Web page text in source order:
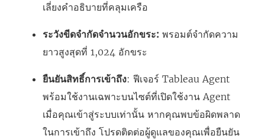
เลี่ยงคำอธิบายที่คลุมเครือ
ระวังขีดจำกัดจำนวนอักขระ: พรอมต์จำกัดความ
ยาวสูงสุดที่ 1,024 อักขระ
ยืนยันสิทธิ์การเข้าถึง: ฟีเจอร์ Tableau Agent
พร้อมใช้งานเฉพาะบนไซต์ที่เปิดใช้งาน Agent
เมื่อคุณเข้าสู่ระบบเท่านั้น หากคุณพบข้อผิดพลาด
ในการเข้าถึง โปรดติดต่อผู้ดูแลของคุณเพื่อยืนยัน